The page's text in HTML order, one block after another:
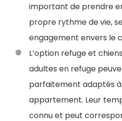
important de prendre
propre rythme de vie,
engagement envers le
L’option refuge et
adultes en refuge
parfaitement adaptés à
appartement. Leur
connu et peut